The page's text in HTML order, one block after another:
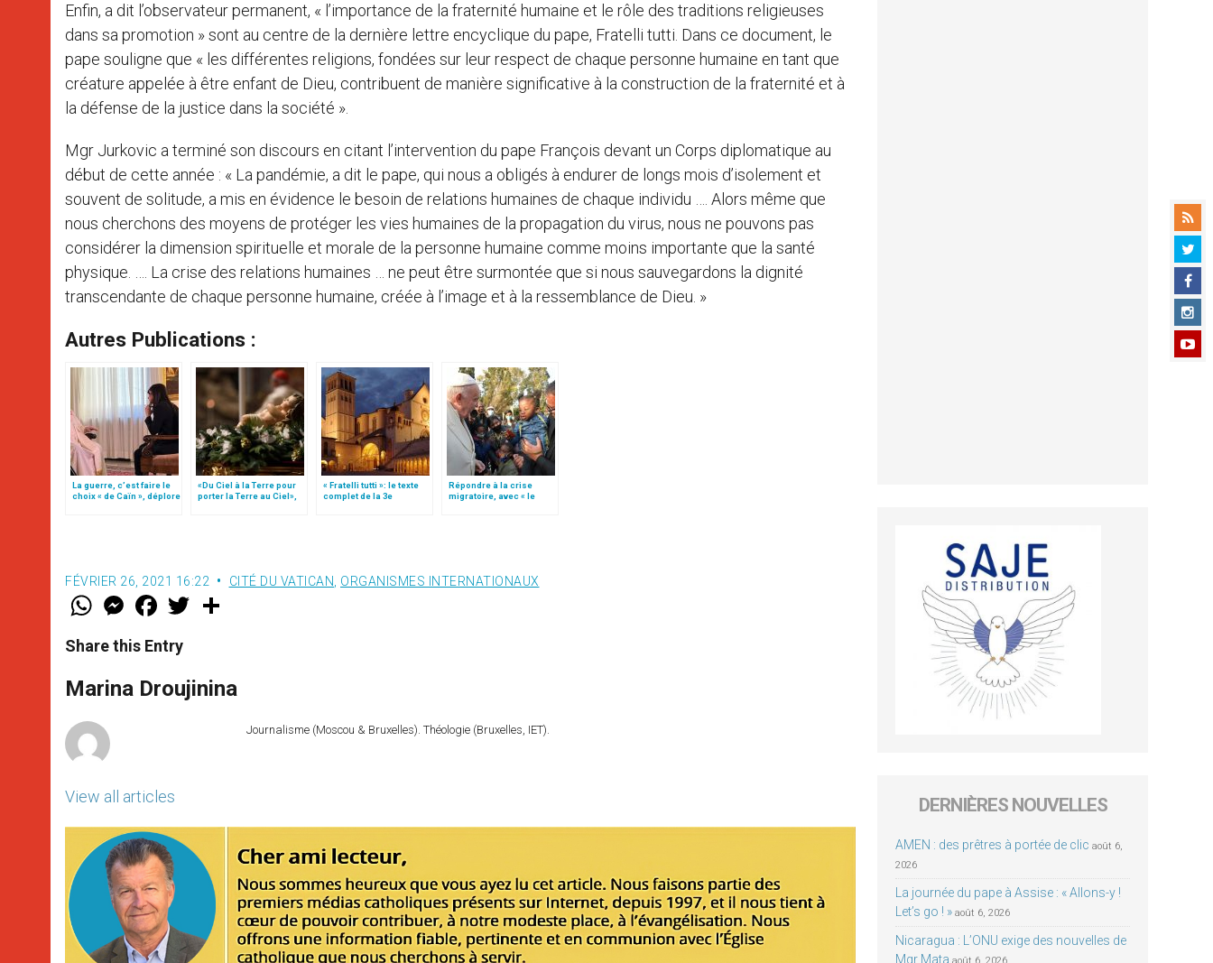
Enfin, a dit l’observateur permanent, « l’importance de la fraternité humaine et le rôle des traditions religieuses
dans sa promotion » sont au centre de la dernière lettre encyclique du pape, Fratelli tutti. Dans ce document, le
pape souligne que « les différentes religions, fondées sur leur respect de chaque personne humaine en tant que
créature appelée à être enfant de Dieu, contribuent de manière significative à la construction de la fraternité et à
la défense de la justice dans la société ».
Mgr Jurkovic a terminé son discours en citant l’intervention du pape François devant un Corps diplomatique au
début de cette année : « La pandémie, a dit le pape, qui nous a obligés à endurer de longs mois d’isolement et
souvent de solitude, a mis en évidence le besoin de relations humaines de chaque individu …. Alors même que
nous cherchons des moyens de protéger les vies humaines de la propagation du virus, nous ne pouvons pas
considérer la dimension spirituelle et morale de la personne humaine comme moins importante que la santé
physique. …. La crise des relations humaines … ne peut être surmontée que si nous sauvegardons la dignité
transcendante de chaque personne humaine, créée à l’image et à la ressemblance de Dieu. »
Autres Publications :
La guerre, c’est faire le
choix « de Caïn », déplore
«Du Ciel à la Terre pour
porter la Terre au Ciel»,
« Fratelli tutti »: le texte
complet de la 3e
Répondre à la crise
migratoire, avec « le
FÉVRIER 26, 2021 16:22 CITÉ DU VATICAN, ORGANISMES INTERNATIONAUX
W
t
s
p
p
M
e
s
e
g
e
F
a
e
b
o
k
w
r
Share this Entry
Marina Droujinina
View all articles
Journalisme (Moscou & Bruxelles). Théologie (Bruxelles, IET).
DERNIÈRES NOUVELLES
AMEN : des prêtres à portée de clic août 6,
2026
La journée du pape à Assise : « Allons-y !
Let’s go ! » août 6, 2026
Nicaragua : L’ONU exige des nouvelles de
Mgr Mata